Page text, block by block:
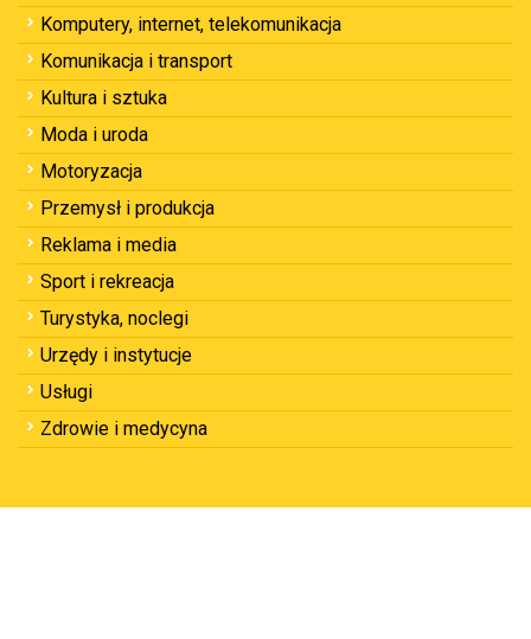
Komputery, internet, telekomunikacja
Komunikacja i transport
Kultura i sztuka
Moda i uroda
Motoryzacja
Przemysł i produkcja
Reklama i media
Sport i rekreacja
Turystyka, noclegi
Urzędy i instytucje
Usługi
Zdrowie i medycyna